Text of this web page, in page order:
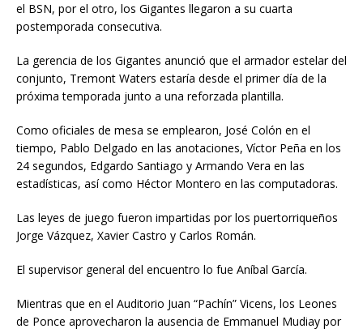
el BSN, por el otro, los Gigantes llegaron a su cuarta
postemporada consecutiva.
La gerencia de los Gigantes anunció que el armador estelar del
conjunto, Tremont Waters estaría desde el primer día de la
próxima temporada junto a una reforzada plantilla.
Como oficiales de mesa se emplearon, José Colón en el
tiempo, Pablo Delgado en las anotaciones, Víctor Peña en los
24 segundos, Edgardo Santiago y Armando Vera en las
estadísticas, así como Héctor Montero en las computadoras.
Las leyes de juego fueron impartidas por los puertorriqueños
Jorge Vázquez, Xavier Castro y Carlos Román.
El supervisor general del encuentro lo fue Aníbal García.
Mientras que en el Auditorio Juan “Pachín” Vicens, los Leones
de Ponce aprovecharon la ausencia de Emmanuel Mudiay por